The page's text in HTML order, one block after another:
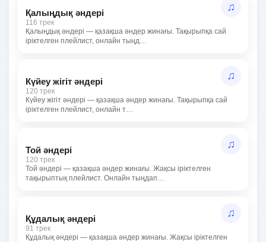
♫
Қалыңдық әндері
116 трек
Қалыңдық әндері — қазақша әндер жинағы. Тақырыпқа сай
іріктелген плейлист, онлайн тыңд…
♫
Күйеу жігіт әндері
120 трек
Күйеу жігіт әндері — қазақша әндер жинағы. Тақырыпқа сай
іріктелген плейлист, онлайн т…
♫
Той әндері
120 трек
Той әндері — қазақша әндер жинағы. Жақсы іріктелген
тақырыптық плейлист. Онлайн тыңдап…
♫
Құдалық әндері
91 трек
Құдалық әндері — қазақша әндер жинағы. Жақсы іріктелген